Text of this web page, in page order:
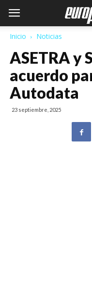
Inicio Noticias
ASETRA y
acuerdo
Autodata
23 septiembre, 2025